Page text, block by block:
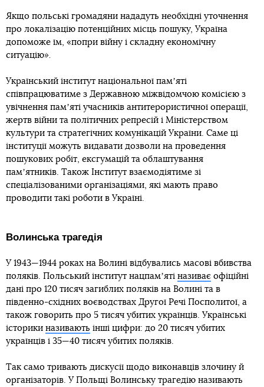
Якщо польські громадяни нададуть необхідні уточнення
про локалізацію потенційних місць пошуку, Україна
допоможе їм, «попри війну і складну економічну
ситуацію».
Український інститут національної памʼяті
співпрацюватиме з Державною міжвідомчою комісією з
увічнення памʼяті учасників антитерористичної операції,
жертв війни та політичних репресій і Міністерством
культури та стратегічних комунікацій України. Саме ці
інституції можуть видавати дозволи на проведення
пошукових робіт, ексгумацій та облаштування
памʼятників. Також Інститут взаємодіятиме зі
спеціалізованими організаціями, які мають право
проводити такі роботи в Україні.
Волинська трагедія
У 1943—1944 роках на Волині відбувались масові вбивства
поляків. Польський інститут нацпамʼяті називає офіційні
дані про 120 тисяч загиблих поляків на Волині та в
південно-східних воєводствах Другої Речі Посполитої, а
також говорить про 5 тисяч убитих українців. Українські
історики називають інші цифри: до 20 тисяч убитих
українців і 35—40 тисяч убитих поляків.
Так само тривають дискусії щодо виконавців злочину й
організаторів. У Польщі Волинську трагедію називають